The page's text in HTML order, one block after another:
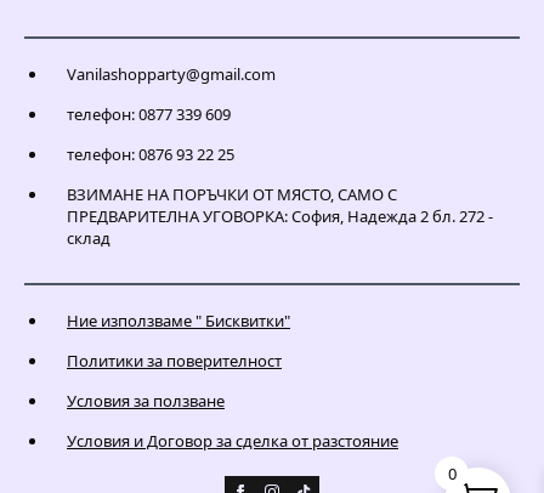
Vanilashopparty@gmail.com
телефон: 0877 339 609
телефон: 0876 93 22 25
ВЗИМАНЕ НА ПОРЪЧКИ ОТ МЯСТО, САМО С
ПРЕДВАРИТЕЛНА УГОВОРКА: София, Надежда 2 бл. 272 -
склад
Ние използваме " Бисквитки"
Политики за поверителност
Условия за ползване
Условия и Договор за сделка от разстояние
0